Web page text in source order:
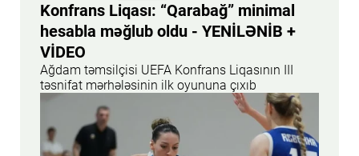
Konfrans Liqası: “Qarabağ” minimal
hesabla məğlub oldu - YENİLƏNİB +
VİDEO
Ağdam təmsilçisi UEFA Konfrans Liqasının III
təsnifat mərhələsinin ilk oyununa çıxıb